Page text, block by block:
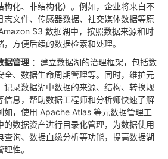
构化、非结构化）。例如，企业将来自不
志文件、传感器数据、社交媒体数据等原
S3 数据湖中，按照数据来源和时
，方便后续的数据检索和处理。
据管理 ：建立数据湖的治理框架，包括数
全、数据生命周期管理等。同时，维护元
记录数据湖中数据的来源、结构、转换规
信息，帮助数据工程师和分析师快速了解
如，使用 Apache Atlas 等元数据管理工
的数据资产进行目录化管理，为数据使用
查询、数据血缘分析等功能，提高数据湖
性。